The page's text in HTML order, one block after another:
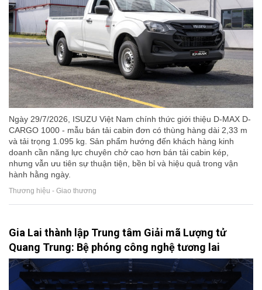
Ngày 29/7/2026, ISUZU Việt Nam chính thức giới thiệu D-MAX D-
CARGO 1000 - mẫu bán tải cabin đơn có thùng hàng dài 2,33 m
và tải trọng 1.095 kg. Sản phẩm hướng đến khách hàng kinh
doanh cần năng lực chuyên chở cao hơn bán tải cabin kép,
nhưng vẫn ưu tiên sự thuận tiện, bền bỉ và hiệu quả trong vận
hành hằng ngày.
Thương hiệu - Giao thương
Gia Lai thành lập Trung tâm Giải mã Lượng tử
Quang Trung: Bệ phóng công nghệ tương lai